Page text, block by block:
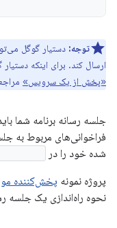
توجه: دستیار گوگل
ارسال کند. برای اینکه
«پخش از یک سرویس»
جلسه رسانه برنامه شما
فراخوانی‌های مربوط به
شده خود را در
پروژه نمونه پخش‌کننده
نحوه راه‌اندازی یک جلسه